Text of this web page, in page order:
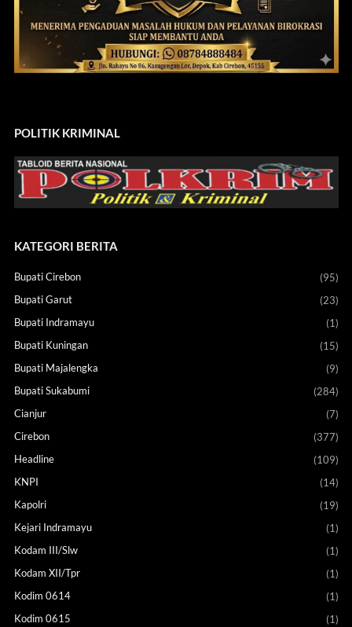
POLITIK KRIMINAL
KATEGORI BERITA
Bupati Cirebon
(95)
Bupati Garut
(23)
Bupati Indramayu
(1)
Bupati Kuningan
(15)
Bupati Majalengka
(9)
Bupati Sukabumi
(284)
Cianjur
(7)
Cirebon
(377)
Headline
(109)
KNPI
(14)
Kapolri
(19)
Kejari Indramayu
(1)
Kodam III/Slw
(1)
Kodam XII/Tpr
(1)
Kodim 0614
(1)
Kodim 0615
(1)